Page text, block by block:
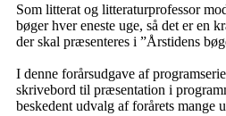
Som litterat og litteraturprofessor
bøger hver eneste uge, så det er en
der skal præsenteres i ”Årstidens
I denne forårsudgave af
skrivebord til præsentation i
beskedent udvalg af forårets mange